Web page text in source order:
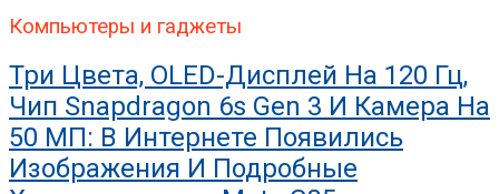
Компьютеры и гаджеты
Три Цвета, OLED-Дисплей На 120 Гц,
Чип Snapdragon 6s Gen 3 И Камера На
50 МП: В Интернете Появились
Изображения И Подробные